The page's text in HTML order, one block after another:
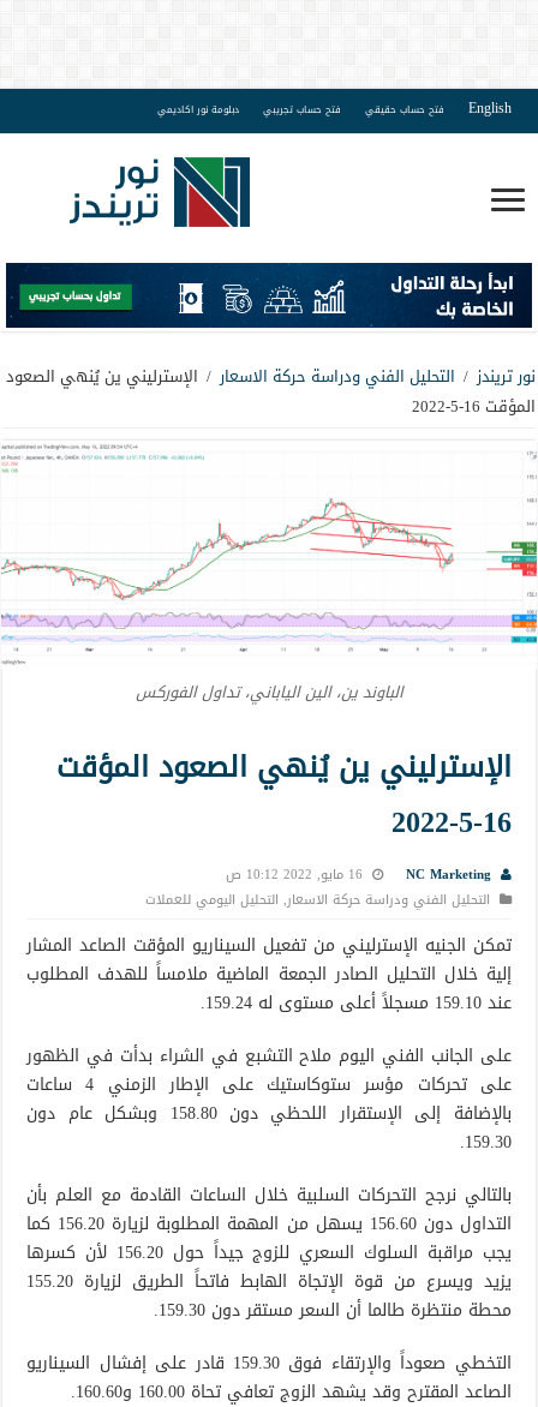
English فتح حساب حقيقي فتح حساب تجريبي دبلومة نور اكاديمي
نور تريندز / التحليل الفني ودراسة حركة الاسعار / الإسترليني ين يُنهي الصعود
المؤقت 16-5-2022
الباوند ين، الين الياباني، تداول الفوركس
الإسترليني ين يُنهي الصعود المؤقت
16-5-2022
NC Marketing
16 مايو, 2022 10:12 ص
التحليل الفني ودراسة حركة الاسعار, التحليل اليومي للعملات
تمكن الجنيه الإسترليني من تفعيل السيناريو المؤقت الصاعد المشار
إلية خلال التحليل الصادر الجمعة الماضية ملامساً للهدف المطلوب
عند 159.10 مسجلاً أعلى مستوى له 159.24.
على الجانب الفني اليوم ملاح التشبع في الشراء بدأت في الظهور
على تحركات مؤسر ستوكاستيك على الإطار الزمني 4 ساعات
بالإضافة إلى الإستقرار اللحظي دون 158.80 وبشكل عام دون
159.30.
بالتالي نرجح التحركات السلبية خلال الساعات القادمة مع العلم بأن
التداول دون 156.60 يسهل من المهمة المطلوبة لزيارة 156.20 كما
يجب مراقبة السلوك السعري للزوج جيداً حول 156.20 لأن كسرها
يزيد ويسرع من قوة الإتجاة الهابط فاتحاً الطريق لزيارة 155.20
محطة منتظرة طالما أن السعر مستقر دون 159.30.
التخطي صعوداً والإرتقاء فوق 159.30 قادر على إفشال السيناريو
الصاعد المقترح وقد يشهد الزوج تعافي تحاة 160.00 و160.60.